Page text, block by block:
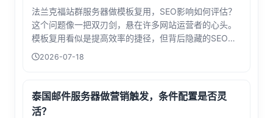
法兰克福站群服务器做模板复用，SEO影响如何评估？
这个问题像一把双刃剑，悬在许多网站运营者的心头。
模板复用看似是提高效率的捷径，但背后隐藏的SEO风
险却不容小觑。当我们谈论法兰克福服务器时，实际上
2026-07-18
泰国邮件服务器做营销触发，条件配置是否灵
活？